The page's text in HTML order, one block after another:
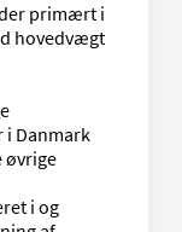
primært i
hovedvægt
i Danmark
øvrige
i og